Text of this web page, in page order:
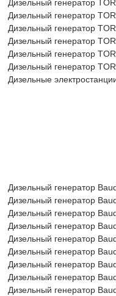
Дизельный генератор
Дизельный генератор
Дизельный генератор
Дизельный генератор
Дизельный генератор
Дизельный генератор
Дизельные
Дизельный генератор
Дизельный генератор
Дизельный генератор
Дизельный генератор
Дизельный генератор
Дизельный генератор
Дизельный генератор
Дизельный генератор
Дизельный генератор